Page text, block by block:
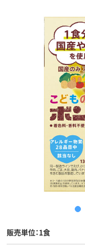
販売単位：1食